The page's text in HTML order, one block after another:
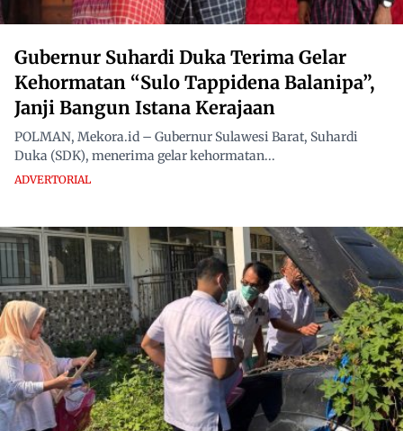
Gubernur Suhardi Duka Terima Gelar
Kehormatan “Sulo Tappidena Balanipa”,
Janji Bangun Istana Kerajaan
POLMAN, Mekora.id – Gubernur Sulawesi Barat, Suhardi
Duka (SDK), menerima gelar kehormatan...
ADVERTORIAL